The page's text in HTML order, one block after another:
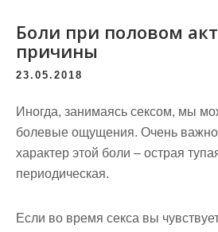
Боли при половом
причины
23.05.2018
Иногда, занимаясь сексом, мы
болевые ощущения. Очень важно
характер этой боли – острая
периодическая.
Если во время секса вы